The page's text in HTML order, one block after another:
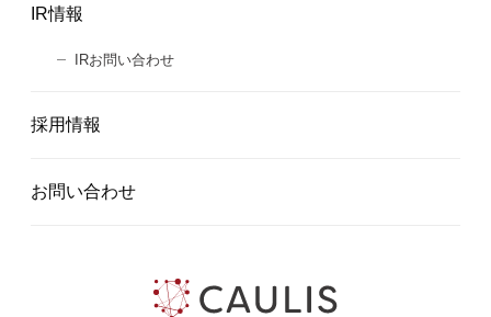
IR情報
IRお問い合わせ
採用情報
お問い合わせ